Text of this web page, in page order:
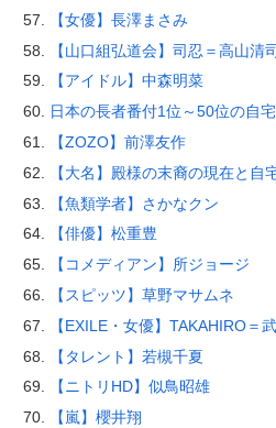
【女優】長澤まさみ
【山口組弘道会】司忍＝高山清
【アイドル】中森明菜
日本の長者番付1位～50位の自
【ZOZO】前澤友作
【大名】殿様の末裔の現在と自
【魚類学者】さかなクン
【俳優】松重豊
【コメディアン】所ジョージ
【スピッツ】草野マサムネ
【EXILE・女優】TAKAHIRO＝
【タレント】若槻千夏
【ニトリHD】似鳥昭雄
【嵐】櫻井翔